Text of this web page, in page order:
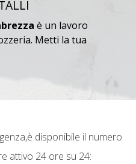
è un lavoro
Metti la tua
è disponibile il numero
attivo 24 ore su 24: